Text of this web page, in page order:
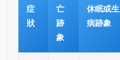
症
狀
亡
跡
象
休眠或生
病跡象